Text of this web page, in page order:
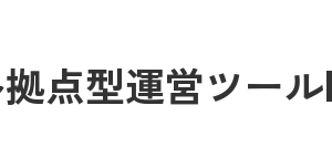
点型運営ツール